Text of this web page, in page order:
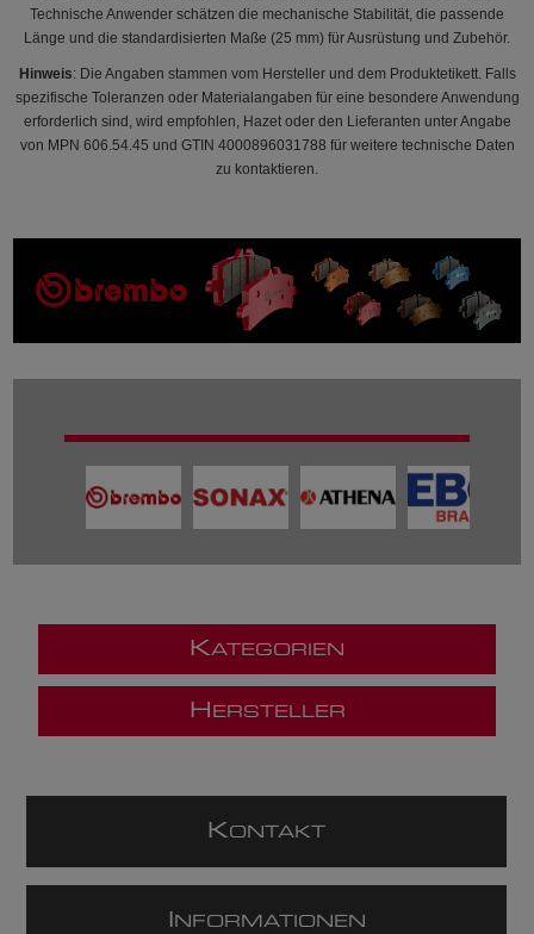
Technische Anwender schätzen die mechanische Stabilität, die passende
Länge und die standardisierten Maße (25 mm) für Ausrüstung und Zubehör.
Hinweis: Die Angaben stammen vom Hersteller und dem Produktetikett. Falls
spezifische Toleranzen oder Materialangaben für eine besondere Anwendung
erforderlich sind, wird empfohlen, Hazet oder den Lieferanten unter Angabe
von MPN 606.54.45 und GTIN 4000896031788 für weitere technische Daten
zu kontaktieren.
KATEGORIEN
H ERSTELLER
KONTAKT
NFORMATIONEN